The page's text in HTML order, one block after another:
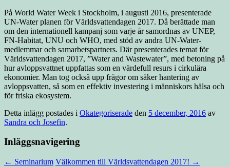
På World Water Week i Stockholm, i augusti 2016, presenterade
UN-Water planen för Världsvattendagen 2017. Då berättade man
om den internationell kampanj som varje år samordnas av UNEP,
FN-Habitat, UNU och WHO, med stöd av andra UN-Water-
medlemmar och samarbetspartners. Där presenterades temat för
Världsvattendagen 2017, ”Water and Wastewater”, med betoning på
hur avloppsvattnet uppfattas som en värdefull resurs i cirkulära
ekonomier. Man tog också upp frågor om säker hantering av
avloppsvatten, så som en effektiv investering i människors hälsa och
för friska ekosystem.
Detta inlägg postades i Okategoriserade den 5 december, 2016 av
Sandra och Josefin.
Inläggsnavigering
← Seminarium Välkommen till Världsvattendagen 2017! →